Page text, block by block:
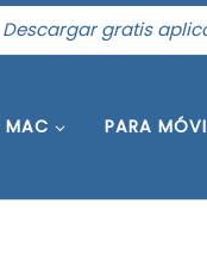
Descargar gratis
MAC PARA